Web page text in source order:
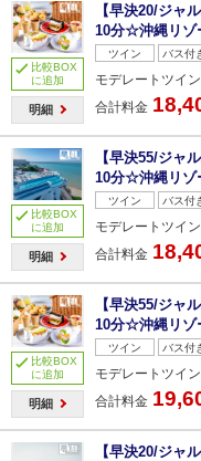
比較BOX
に追加
明細
【早決20/ジャ
10分☆沖縄リゾ
ツイン バス付
モデレートツイ
合計料金
比較BOX
に追加
明細
【早決55/ジャ
10分☆沖縄リゾ
ツイン バス付
モデレートツイ
合計料金
比較BOX
に追加
明細
【早決55/ジャ
10分☆沖縄リゾ
ツイン バス付
モデレートツイ
合計料金
【早決20/ジャ